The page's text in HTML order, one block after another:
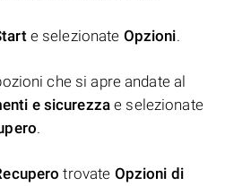
e selezionate Opzioni.
che si apre andate al
e sicurezza e selezionate
.
trovate Opzioni di